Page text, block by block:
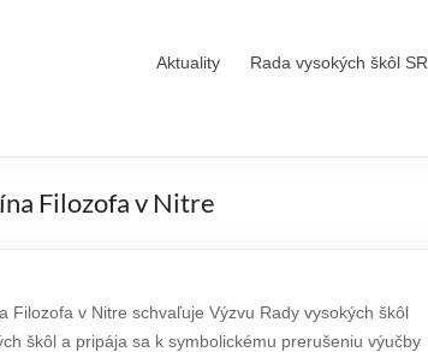
Aktuality Rada vysokých škôl SR
Filozofa v Nitre
Filozofa v Nitre schvaľuje Výzvu Rady vysokých škôl
škôl a pripája sa k symbolickému prerušeniu výučby